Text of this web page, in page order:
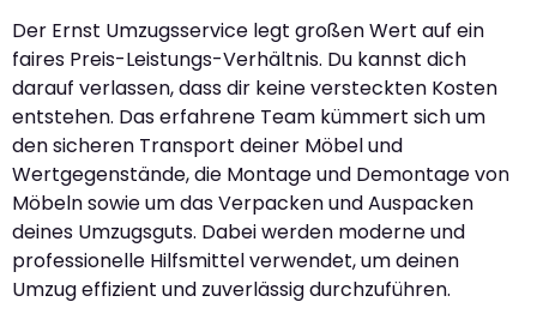
Der Ernst Umzugsservice legt großen Wert auf ein
faires Preis-Leistungs-Verhältnis. Du kannst dich
darauf verlassen, dass dir keine versteckten Kosten
entstehen. Das erfahrene Team kümmert sich um
den sicheren Transport deiner Möbel und
Wertgegenstände, die Montage und Demontage von
Möbeln sowie um das Verpacken und Auspacken
deines Umzugsguts. Dabei werden moderne und
professionelle Hilfsmittel verwendet, um deinen
Umzug effizient und zuverlässig durchzuführen.